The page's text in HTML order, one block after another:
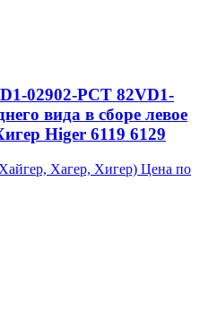
02902-PCT 82VD1-
вида в сборе левое
Higer 6119 6129
Хагер, Хигер) Цена по